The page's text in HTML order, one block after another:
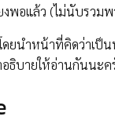
งพอแล้ว (ไม่นับรวมพ
ดยนำหน้าที่คิดว่าเป็
ธิบายให้อ่านกันนะค